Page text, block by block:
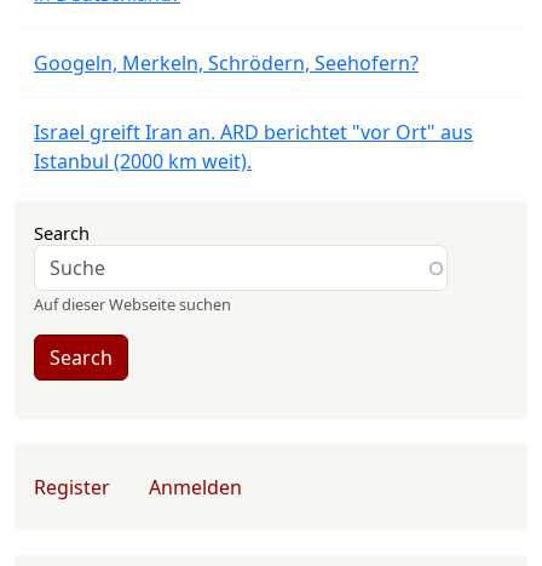
Googeln, Merkeln, Schrödern, Seehofern?
Israel greift Iran an. ARD berichtet "vor Ort" aus
Istanbul (2000 km weit).
Search
Auf dieser Webseite suchen
Search
User account menu
Register Anmelden